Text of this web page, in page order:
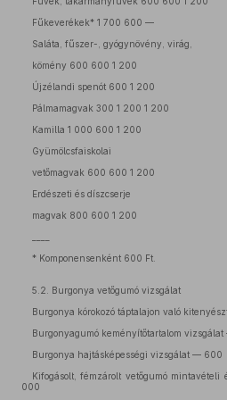
Fűkeverékek* 1 700 600 —
Saláta, fűszer-, gyógynövény, virág,
kömény 600 600 1 200
Újzélandi spenót 600 1 200
Pálmamagvak 300 1 200 1 200
Kamilla 1 000 600 1 200
Gyümölcsfaiskolai
vetőmagvak 600 600 1 200
Erdészeti és díszcserje
magvak 800 600 1 200
* Komponensenként 600 Ft.
5.2. Burgonya vetőgumó vizsgálat
Burgonya kórokozó táptalajon való
Burgonyagumó keményítőtartalom
Burgonya hajtásképességi vizsgálat — 600
Kifogásolt, fémzárolt vetőgumó
000